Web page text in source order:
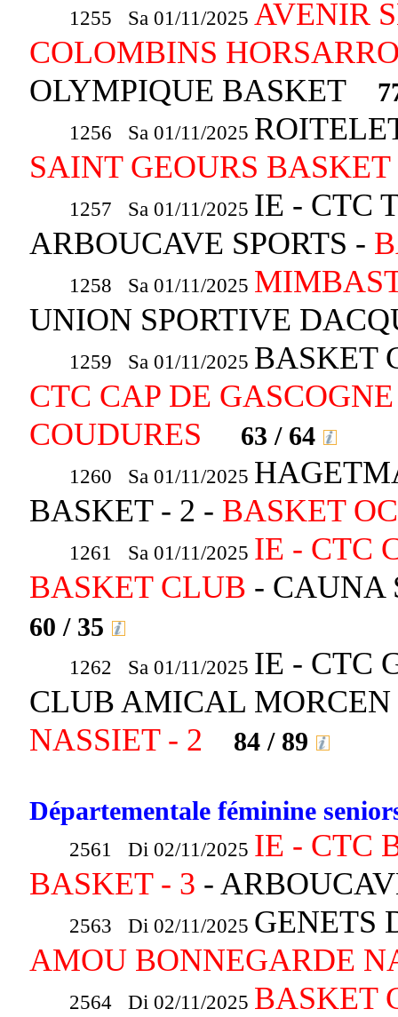
1255 Sa 01/11/2025 AVENIR
COLOMBINS
OLYMPIQUE BASKET
1256 Sa 01/11/2025
SAINT GEOURS BASKET
1257 Sa 01/11/2025 IE - CTC
ARBOUCAVE SPORTS -
1258 Sa 01/11/2025
UNION SPORTIVE
1259 Sa 01/11/2025 BASKET
CTC CAP DE
COUDURES
63 / 64
1260 Sa 01/11/2025
BASKET - 2 - BASKET
1261 Sa 01/11/2025 IE - CTC
BASKET CLUB - CAUNA
60 / 35
1262 Sa 01/11/2025 IE - CTC
CLUB AMICAL
NASSIET - 2
84 / 89
Départementale féminine
2561 Di 02/11/2025 IE - CTC
BASKET - 3 -
2563 Di 02/11/2025 GENETS
AMOU BONNEGARDE
2564 Di 02/11/2025 BASKET